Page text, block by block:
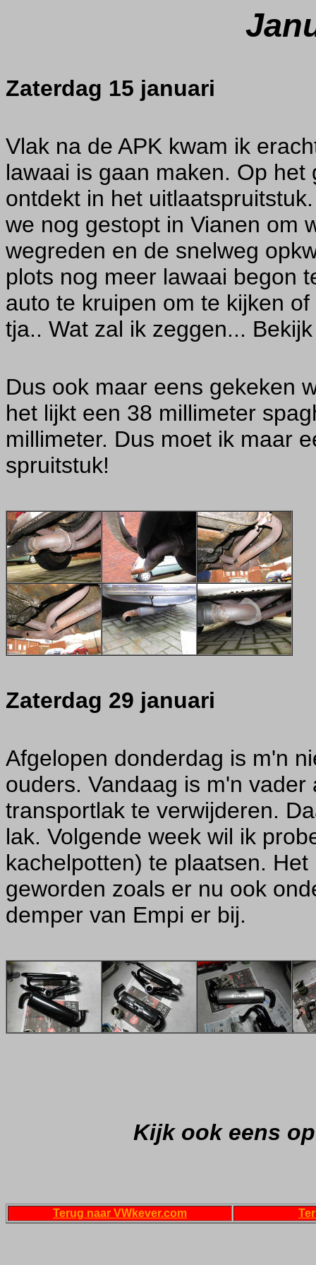
Zaterdag 15 januari
Vlak na de APK kwam ik
lawaai is gaan maken. Op
ontdekt in het
we nog gestopt in Vianen om
wegreden en de snelweg
plots nog meer lawaai begon
auto te kruipen om te kijken
tja.. Wat zal ik zeggen...
Dus ook maar eens gekeken
het lijkt een 38 millimeter
millimeter. Dus moet ik maar
spruitstuk!
Zaterdag 29 januari
Afgelopen donderdag is m'n
ouders. Vandaag is m'n
transportlak te verwijderen.
lak. Volgende week wil ik
kachelpotten) te plaatsen.
geworden zoals er nu ook
demper van Empi er bij.
Kijk ook eens
Terug naar VWkever.com